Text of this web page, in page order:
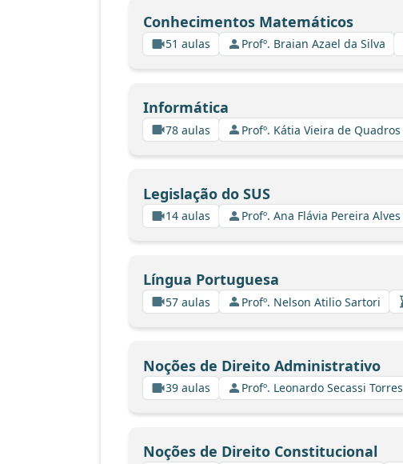
Conhecimentos Matemáticos
51 aulas Profº. Braian Azael da Silva
Informática
78 aulas Profº. Kátia Vieira de Quadros
Legislação do SUS
14 aulas Profº. Ana Flávia Pereira Alves
Língua Portuguesa
57 aulas Profº. Nelson Atilio Sartori
Noções de Direito Administrativo
39 aulas Profº. Leonardo Secassi Torres
Noções de Direito Constitucional